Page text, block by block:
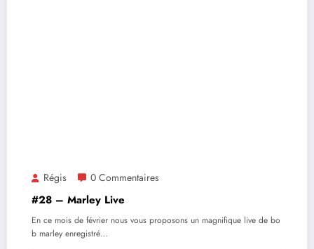
Régis 0 Commentaires
#28 – Marley Live
En ce mois de février nous vous proposons un magnifique live de bo
b marley enregistré…